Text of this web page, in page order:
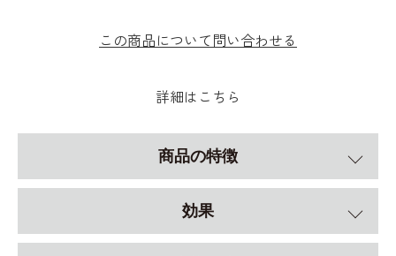
この商品について問い合わせる
詳細はこちら
商品の特徴
効果